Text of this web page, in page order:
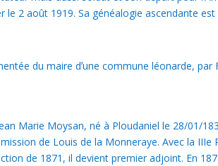
le 2 août 1919. Sa généalogie ascendante est
du maire dʼune commune léonarde, par
Marie Moysan, né à Ploudaniel le 28/01/
de Louis de la Monneraye. Avec la
de 1871, il devient premier adjoint. En